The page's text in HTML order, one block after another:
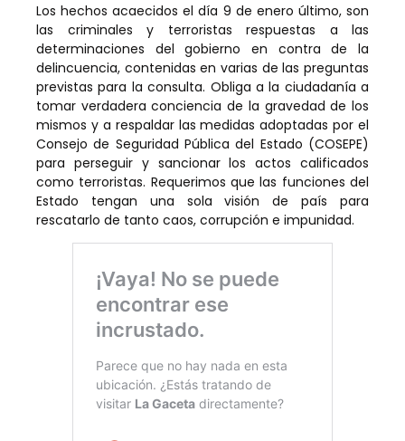
Los hechos acaecidos el día 9 de enero último, son
las criminales y terroristas respuestas a las
determinaciones del gobierno en contra de la
delincuencia, contenidas en varias de las preguntas
previstas para la consulta. Obliga a la ciudadanía a
tomar verdadera conciencia de la gravedad de los
mismos y a respaldar las medidas adoptadas por el
Consejo de Seguridad Pública del Estado (COSEPE)
para perseguir y sancionar los actos calificados
como terroristas. Requerimos que las funciones del
Estado tengan una sola visión de país para
rescatarlo de tanto caos, corrupción e impunidad.